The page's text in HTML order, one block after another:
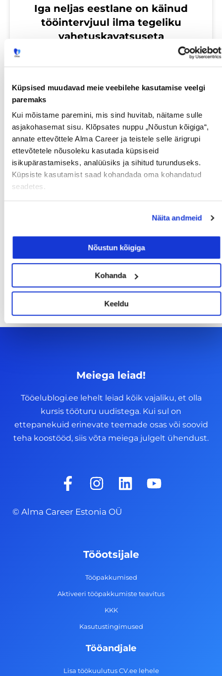
Küpsised muudavad meie veebilehe kasutamise veelgi
paremaks
Kui mõistame paremini, mis sind huvitab, näitame sulle
asjakohasemat sisu. Klõpsates nuppu „Nõustun kõigiga“,
annate ettevõttele Alma Career ja teistele selle ärigrupi
ettevõtetele nõusoleku kasutada küpsiseid
isikupärastamiseks, analüüsiks ja sihitud turunduseks.
Küpsiste kasutamist saad kohandada oma kohandatud
seadetes.
Näita andmeid
Nõustun kõigiga
Kohanda
Keeldu
Iga neljas eestlane on käinud
tööintervjuul ilma tegeliku
vahetuskavatsuseta
23/07/2026
Sinu palk pole enam
14/07/2026
Meiega leiad!
Tööelublogi.ee lehelt leiad kõik vajaliku, et olla
kursis tööturu uudistega. Kui sul on
ettepanekuid erinevate teemade osas või soovid
teha koostööd, siis võta meiega julgelt ühendust.
F
a
c
e
-
I
n
s
t
g
a
m
L
i
d
n
Y
o
© Alma Career Estonia OÜ
Tööotsijale
Tööpakkumised
Aktiveeri tööpakkumiste teavitus
KKK
Kasutustingimused
Tööandjale
Lisa töökuulutus CV.ee lehele